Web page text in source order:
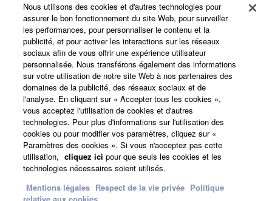
A propos de Yamaha
France - French
Professionnel
Nous utilisons des cookies et d'autres technologies pour
assurer le bon fonctionnement du site Web, pour surveiller
les performances, pour personnaliser le contenu et la
publicité, et pour activer les interactions sur les réseaux
sociaux afin de vous offrir une expérience utilisateur
personnalisée. Nous transférons également des informations
sur votre utilisation de notre site Web à nos partenaires des
domaines de la publicité, des réseaux sociaux et de
l'analyse. En cliquant sur « Accepter tous les cookies »,
vous acceptez l'utilisation de cookies et d'autres
technologies. Pour plus d'informations sur l'utilisation des
cookies ou pour modifier vos paramètres, cliquez sur «
Paramètres des cookies ». Si vous n'acceptez pas cette
utilisation, cliquez ici pour que seuls les cookies et les
technologies nécessaires soient utilisés.
Mentions légales Respect de la vie privée Politique